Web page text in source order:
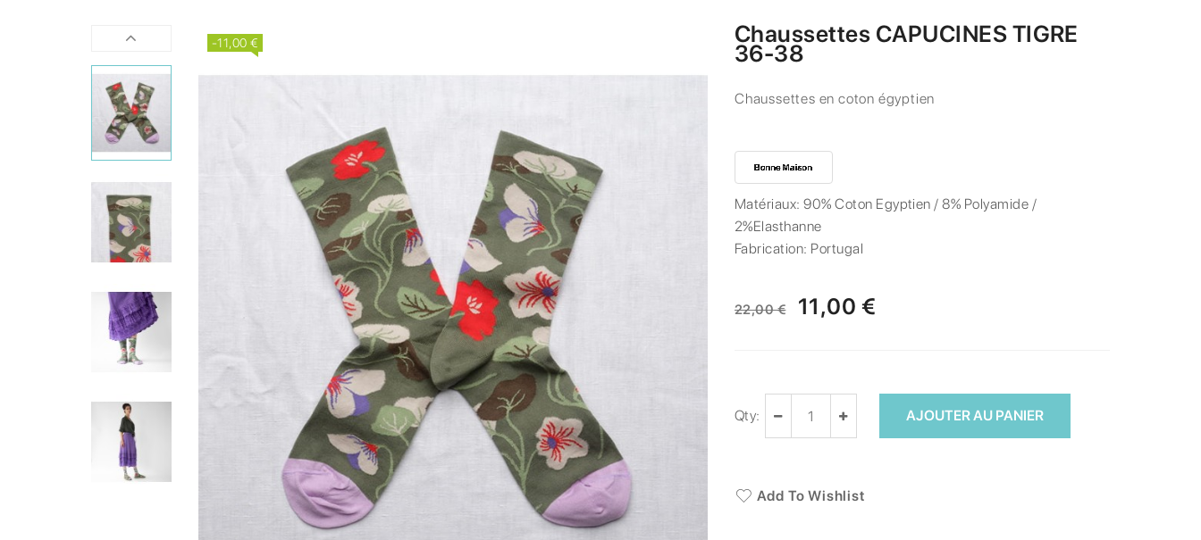
-11,00 € Chaussettes CAPUCINES TIGRE
36-38
Chaussettes en coton égyptien
Matériaux:90% Coton Egyptien / 8% Polyamide /
2%Elasthanne
Fabrication: Portugal
22,00 € 11,00 €
Qty: AJOUTER AU PANIER
Add To Wishlist